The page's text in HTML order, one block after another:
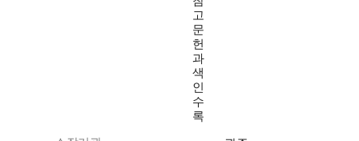
고
문
헌
과
색
인
수
록